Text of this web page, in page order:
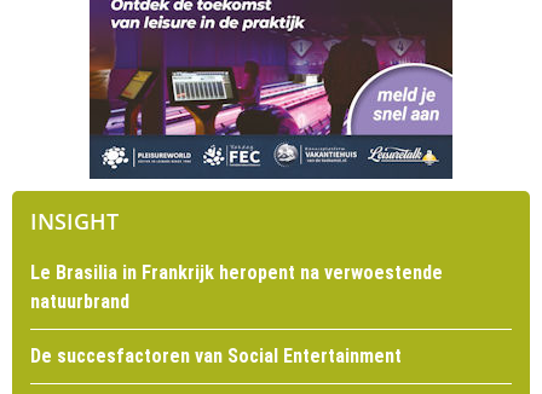
INSIGHT
Le Brasilia in Frankrijk heropent na verwoestende
natuurbrand
De succesfactoren van Social Entertainment